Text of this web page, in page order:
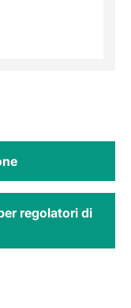
regolatori di